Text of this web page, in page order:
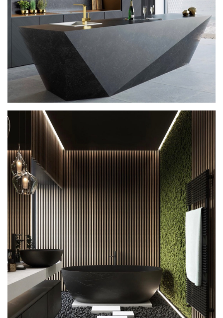
ORANGE GRAPHIC STUDIO